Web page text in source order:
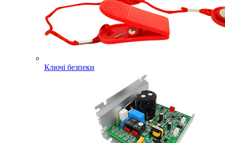
Ключі безпеки